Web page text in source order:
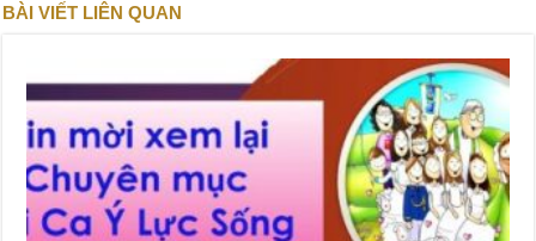
BÀI VIẾT LIÊN QUAN